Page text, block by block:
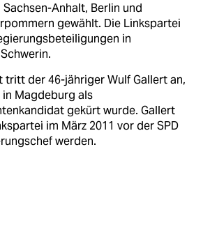
Sachsen-Anhalt, Berlin und
gewählt. Die Linkspartei
in
tritt der 46-jähriger Wulf Gallert an,
Magdeburg als
gekürt wurde. Gallert
im März 2011 vor der SPD
werden.